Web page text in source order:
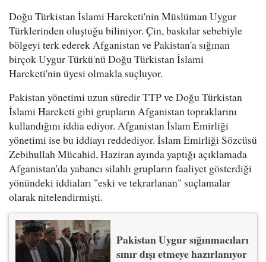
Doğu Türkistan İslami Hareketi'nin Müslüman Uygur
Türklerinden oluştuğu biliniyor. Çin, baskılar sebebiyle
bölgeyi terk ederek Afganistan ve Pakistan'a sığınan
birçok Uygur Türkü'nü Doğu Türkistan İslami
Hareketi'nin üyesi olmakla suçluyor.
Pakistan yönetimi uzun süredir TTP ve Doğu Türkistan
İslami Hareketi gibi grupların Afganistan topraklarını
kullandığını iddia ediyor. Afganistan İslam Emirliği
yönetimi ise bu iddiayı reddediyor. İslam Emirliği Sözcüsü
Zebihullah Mücahid, Haziran ayında yaptığı açıklamada
Afganistan'da yabancı silahlı grupların faaliyet gösterdiği
yönündeki iddiaları "eski ve tekrarlanan" suçlamalar
olarak nitelendirmişti.
Pakistan Uygur sığınmacıları
sınır dışı etmeye hazırlanıyor